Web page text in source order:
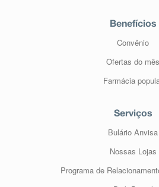
Benefícios
Convênio
Ofertas do mês
Farmácia
Serviços
Bulário Anvisa
Nossas Lojas
Programa de